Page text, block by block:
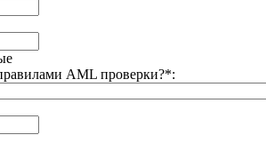
AML проверки?*: